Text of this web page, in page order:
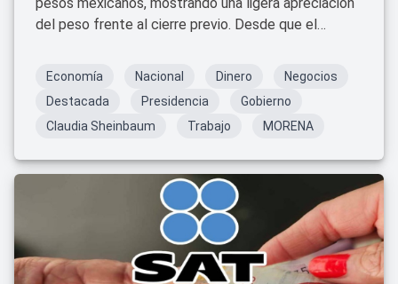
del peso frente al cierre previo. Desde que el
2018, el tipo de cambio ha registrado variaciones
año con año, reflejando tanto la política económica
nacional como los factores internacionales que
influyen en la paridad.
Economía Nacional Dinero
Negocios
Destacada
Presidencia
Gobierno
Claudia Sheinbaum
Trabajo MORENA